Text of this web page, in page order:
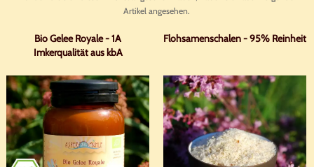
Artikel angesehen.
Bio Gelee Royale - 1A
Imkerqualität aus kbA
Flohsamenschalen - 95% Reinheit